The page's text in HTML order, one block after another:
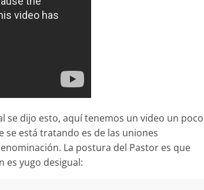
se dijo esto, aquí tenemos un video un poco
está tratando es de las uniones
La postura del Pastor es que
yugo desigual: